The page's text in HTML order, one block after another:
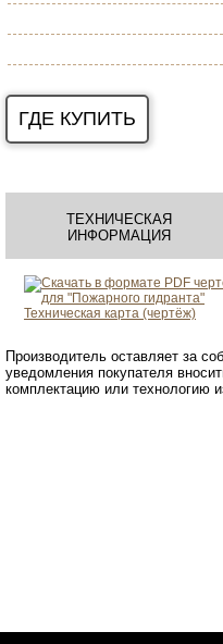
ГДЕ КУПИТЬ
ТЕХНИЧЕСКАЯ
ИНФОРМАЦИЯ
Техническая карта (чертёж)
Производитель оставляет за
уведомления покупателя
комплектацию или технологию